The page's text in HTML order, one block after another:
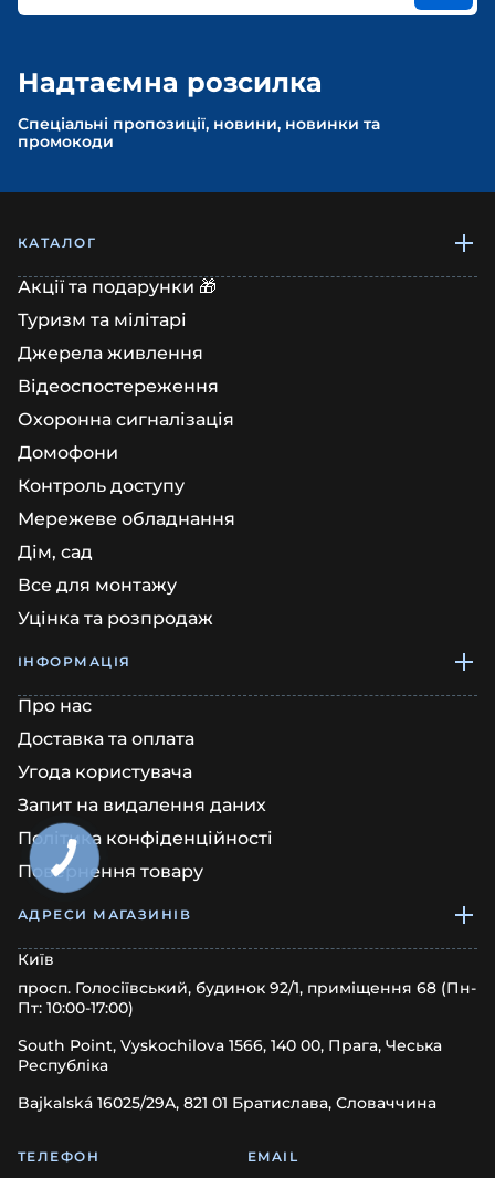
Надтаємна розсилка
Спеціальні пропозиції, новини, новинки та
промокоди
КАТАЛОГ
Акції та подарунки 🎁
Туризм та мілітарі
Джерела живлення
Відеоспостереження
Охоронна сигналізація
Домофони
Контроль доступу
Мережеве обладнання
Дім, сад
Все для монтажу
Уцінка та розпродаж
ІНФОРМАЦІЯ
Про нас
Доставка та оплата
Угода користувача
Запит на видалення даних
Політика конфіденційності
Повернення товару
АДРЕСИ МАГАЗИНІВ
Київ
просп. Голосіївський, будинок 92/1, приміщення 68 (Пн-
Пт: 10:00-17:00)
South Point, Vyskochilova 1566, 140 00, Прага, Чеська
Республіка
Bajkalská 16025/29A, 821 01 Братислава, Словаччина
ТЕЛЕФОН EMAIL